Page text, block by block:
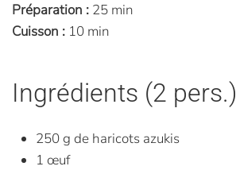
Préparation : 25 min
Cuisson : 10 min
Ingrédients (2 pers.)
250 g de haricots azukis
1 œuf